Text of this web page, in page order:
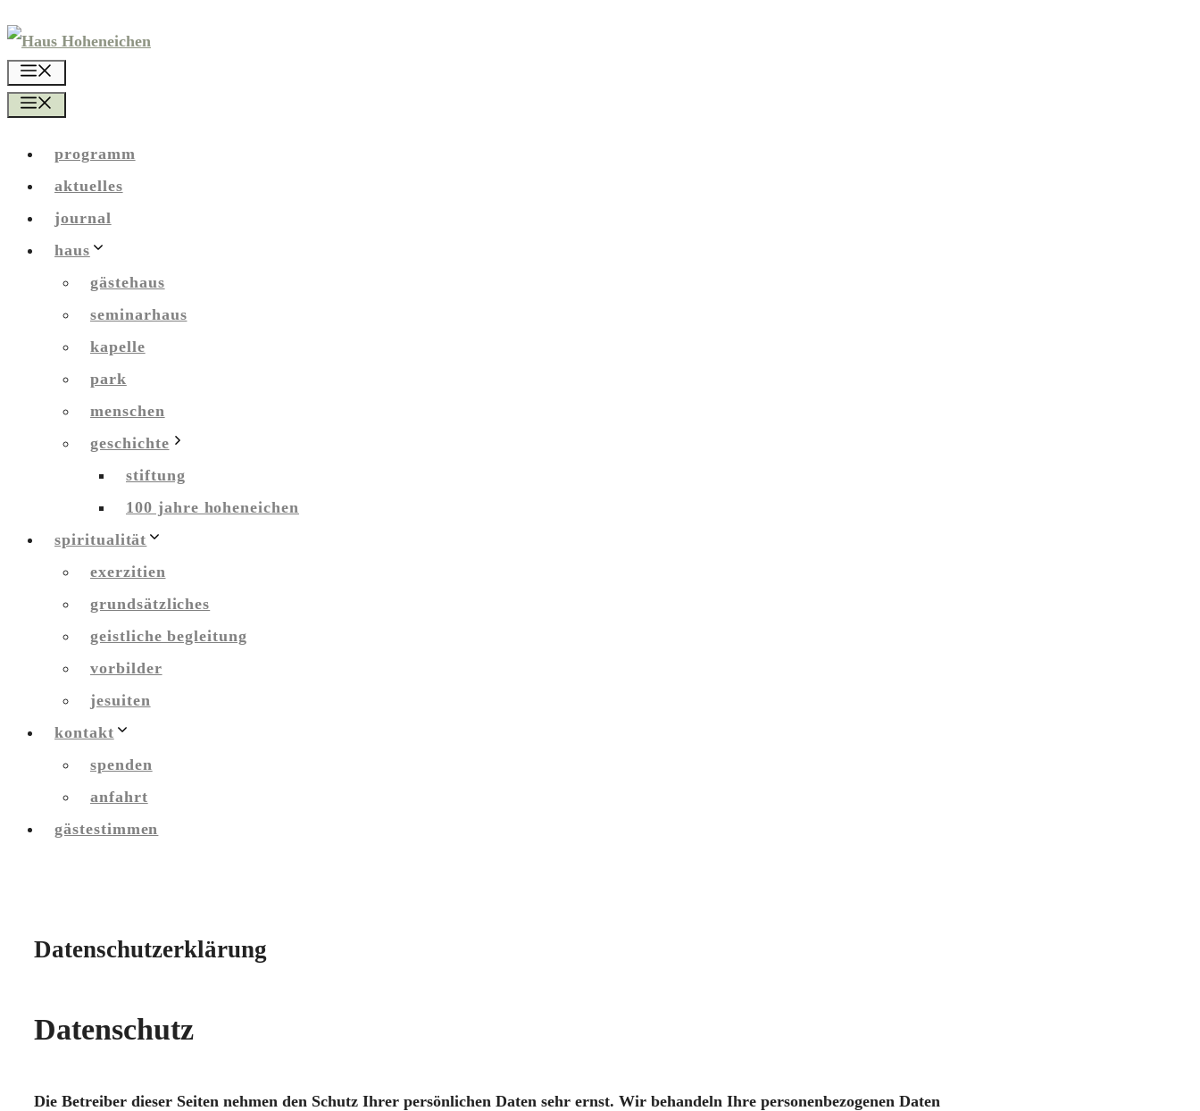
Zum
springen
programm
aktuelles
journal
haus
gästehaus
seminarhaus
kapelle
park
menschen
geschichte
stiftung
100 jahre hoheneichen
spiritualität
exerzitien
grundsätzliches
geistliche begleitung
vorbilder
jesuiten
kontakt
spenden
anfahrt
gästestimmen
Datenschutzerklärung
Datenschutz
Die Betreiber dieser Seiten nehmen den Schutz Ihrer persönlichen Daten sehr ernst. Wir behandeln Ihre personenbezogenen Daten